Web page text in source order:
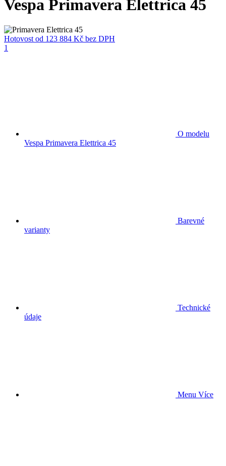
Vespa Primavera Elettrica 45
Hotovost od 123 884 Kč bez DPH
1
O modelu
Vespa Primavera Elettrica 45
Barevné
varianty
Technické
údaje
Menu Více